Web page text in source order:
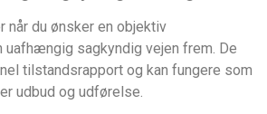
når du ønsker en objektiv
uafhængig sagkyndig vejen frem. De
tilstandsrapport og kan fungere som
udbud og udførelse.